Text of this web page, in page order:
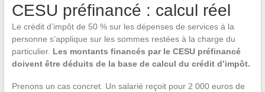
CESU préfinancé : calcul réel
Le crédit d’impôt de 50 % sur les dépenses de services à la
personne s’applique sur les sommes restées à la charge du
particulier. Les montants financés par le CESU préfinancé
doivent être déduits de la base de calcul du crédit d’impôt.
Prenons un cas concret. Un salarié reçoit pour 2 000 euros de